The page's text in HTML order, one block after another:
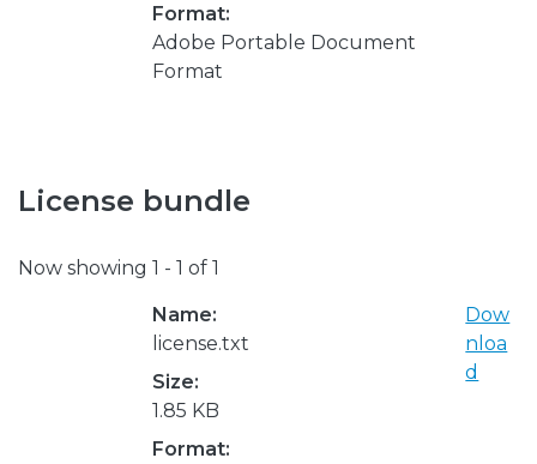
Format:
Adobe Portable Document
Format
License bundle
Now showing 1 - 1 of 1
Name:
license.txt
Size:
1.85 KB
Format:
Dow
nloa
d